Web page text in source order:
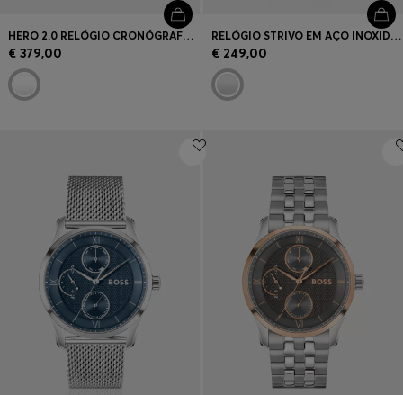
HERO 2.0 RELÓGIO CRONÓGRAFO COM MOSTRADOR PRETO E BRACELETE EM AÇO
€ 379,00
RELÓGIO STRIVO EM AÇO INOXIDÁVEL COM DETALHE DE RISCAS
€ 249,00